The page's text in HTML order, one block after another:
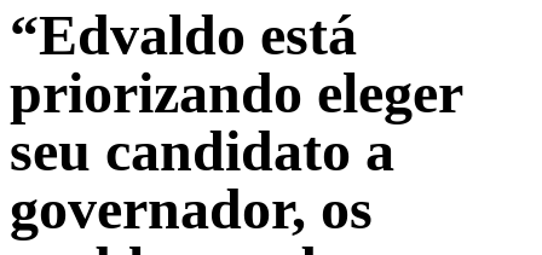
“Edvaldo está
priorizando eleger
seu candidato a
governador, os